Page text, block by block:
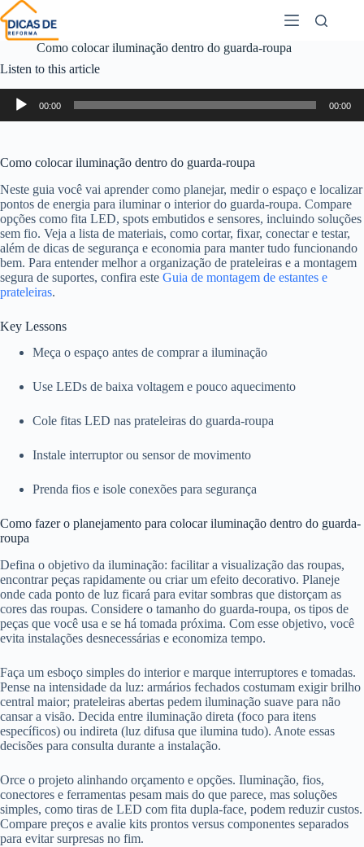
Como colocar iluminação dentro do guarda-roupa
Listen to this article
Audio
Player
00:00 00:00
Como colocar iluminação dentro do guarda-roupa
Neste guia você vai aprender como planejar, medir o espaço e localizar
pontos de energia para iluminar o interior do guarda-roupa. Compare
opções como fita LED, spots embutidos e sensores, incluindo soluções
sem fio. Veja a lista de materiais, como cortar, fixar, conectar e testar,
além de dicas de segurança e economia para manter tudo funcionando
bem. Para entender melhor a organização de prateleiras e a montagem
segura de suportes, confira este Guia de montagem de estantes e
prateleiras.
Key Lessons
Meça o espaço antes de comprar a iluminação
Use LEDs de baixa voltagem e pouco aquecimento
Cole fitas LED nas prateleiras do guarda-roupa
Instale interruptor ou sensor de movimento
Prenda fios e isole conexões para segurança
Como fazer o planejamento para colocar iluminação dentro do guarda-
roupa
Defina o objetivo da iluminação: facilitar a visualização das roupas,
encontrar peças rapidamente ou criar um efeito decorativo. Planeje
onde cada ponto de luz ficará para evitar sombras que distorçam as
cores das roupas. Considere o tamanho do guarda-roupa, os tipos de
peças que você usa e se há tomada próxima. Com esse objetivo, você
evita instalações desnecessárias e economiza tempo.
Faça um esboço simples do interior e marque interruptores e tomadas.
Pense na intensidade da luz: armários fechados costumam exigir brilho
central maior; prateleiras abertas pedem iluminação suave para não
cansar a visão. Decida entre iluminação direta (foco para itens
específicos) ou indireta (luz difusa que ilumina tudo). Anote essas
decisões para consulta durante a instalação.
Orce o projeto alinhando orçamento e opções. Iluminação, fios,
conectores e ferramentas pesam mais do que parece, mas soluções
simples, como tiras de LED com fita dupla-face, podem reduzir custos.
Compare preços e avalie kits prontos versus componentes separados
para evitar surpresas no fim.